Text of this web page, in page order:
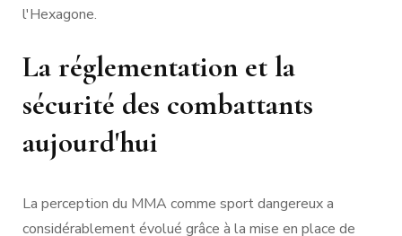
l'Hexagone.
La réglementation et la
sécurité des combattants
aujourd'hui
La perception du MMA comme sport dangereux a
considérablement évolué grâce à la mise en place de